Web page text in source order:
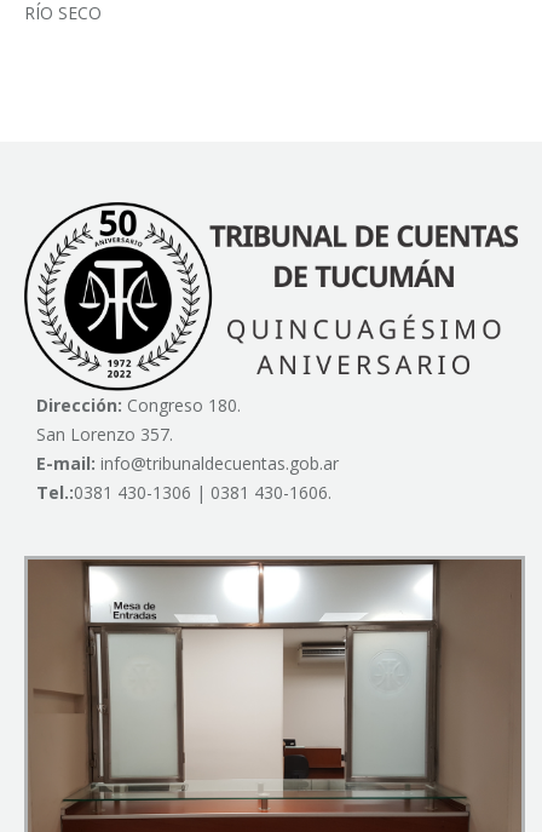
RÍO SECO
Dirección: Congreso 180.
San Lorenzo 357.
E-mail: info@tribunaldecuentas.gob.ar
Tel.:0381 430-1306 | 0381 430-1606.